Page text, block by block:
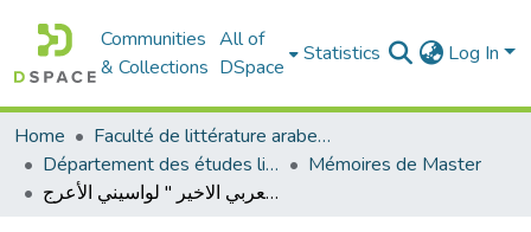
Communities
& Collections
All of
DSpace
Statistics Log In
Home
Faculté de littérature arabe et des arts
Département des études littéraires et critiques
Mémoires de Master
اثر الرواية الجديدة في رواية 2084" حكاية العربي الاخير " لواسيني الأعرج